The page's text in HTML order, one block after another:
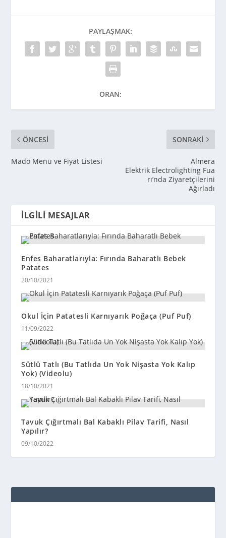
PAYLAŞMAK:
ORAN:
ÖNCESI
Mado Menü ve Fiyat Listesi
SONRAKI
Almera
Elektrik Electrolighting Fua
rı’nda Ziyaretçilerini
Ağırladı
İLGILI MESAJLAR
Enfes Baharatlarıyla: Fırında Baharatlı Bebek
Patates
20/10/2021
Okul İçin Patatesli Karnıyarık Poğaça (Puf Puf)
11/09/2022
Sütlü Tatlı (Bu Tatlıda Un Yok Nişasta Yok Kalıp
Yok) (Videolu)
18/10/2021
Tavuk Çığırtmalı Bal Kabaklı Pilav Tarifi, Nasıl
Yapılır?
09/10/2022